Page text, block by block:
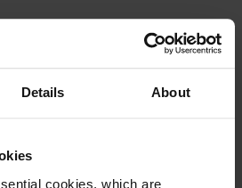
Details About
cookies, which are
Kleeberg & Partner GmbH WPG StBG